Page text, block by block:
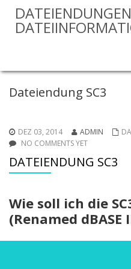
Dateiendung SC3
DEZ 03, 2014 ADMIN
NO COMMENTS YET
DATEIENDUNG SC3
Wie soll ich die
(Renamed